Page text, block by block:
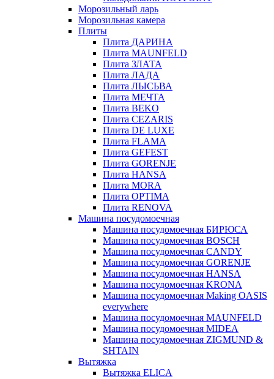
Морозильный ларь
Морозильная камера
Плиты
Плита ДАРИНА
Плита MAUNFELD
Плита ЗЛАТА
Плита ЛАДА
Плита ЛЫСЬВА
Плита МЕЧТА
Плита BEKO
Плита CEZARIS
Плита DE LUXE
Плита FLAMA
Плита GEFEST
Плита GORENJE
Плита HANSA
Плита MORA
Плита OPTIMA
Плита RENOVA
Машина посудомоечная
Машина посудомоечная БИРЮСА
Машина посудомоечная BOSCH
Машина посудомоечная CANDY
Машина посудомоечная GORENJE
Машина посудомоечная HANSA
Машина посудомоечная KRONA
Машина посудомоечная Making OASIS
everywhere
Машина посудомоечная MAUNFELD
Машина посудомоечная MIDEA
Машина посудомоечная ZIGMUND &
SHTAIN
Вытяжка
Вытяжка ELICA